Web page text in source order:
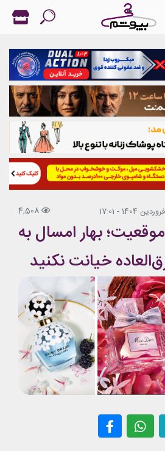
4,508
4 عطر برای 4 موقعیت؛ بهار امسال به